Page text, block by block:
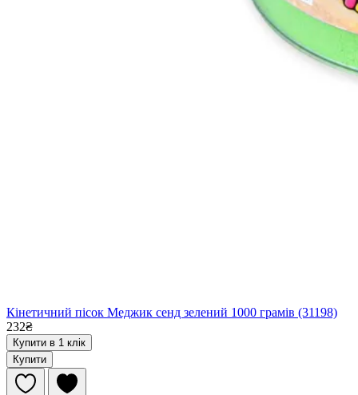
Кінетичний пісок Меджик сенд зелений 1000 грамів (31198)
232₴
Купити в 1 клік
Купити